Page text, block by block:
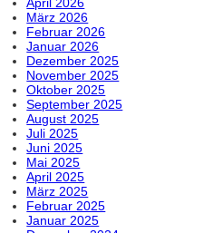
März 2026
Februar 2026
Januar 2026
Dezember 2025
November 2025
Oktober 2025
September 2025
August 2025
Juli 2025
Juni 2025
Mai 2025
April 2025
März 2025
Februar 2025
Januar 2025